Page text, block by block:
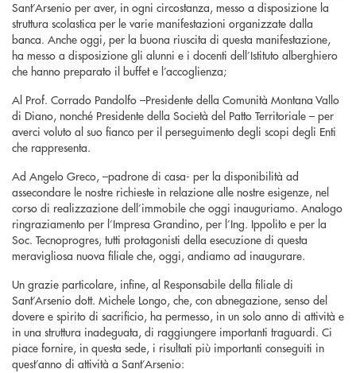
Sant’Arsenio per aver, in ogni circostanza, messo a disposizione la
struttura scolastica per le varie manifestazioni organizzate dalla
banca. Anche oggi, per la buona riuscita di questa manifestazione,
ha messo a disposizione gli alunni e i docenti dell’Istituto alberghiero
che hanno preparato il buffet e l’accoglienza;
Al Prof. Corrado Pandolfo –Presidente della Comunità Montana Vallo
di Diano, nonché Presidente della Società del Patto Territoriale – per
averci voluto al suo fianco per il perseguimento degli scopi degli Enti
che rappresenta.
Ad Angelo Greco, –padrone di casa- per la disponibilità ad
assecondare le nostre richieste in relazione alle nostre esigenze, nel
corso di realizzazione dell’immobile che oggi inauguriamo. Analogo
ringraziamento per l’Impresa Grandino, per l’Ing. Ippolito e per la
Soc. Tecnoprogres, tutti protagonisti della esecuzione di questa
meravigliosa nuova filiale che, oggi, andiamo ad inaugurare.
Un grazie particolare, infine, al Responsabile della filiale di
Sant’Arsenio dott. Michele Longo, che, con abnegazione, senso del
dovere e spirito di sacrificio, ha permesso, in un solo anno di attività e
in una struttura inadeguata, di raggiungere importanti traguardi. Ci
piace fornire, in questa sede, i risultati più importanti conseguiti in
quest’anno di attività a Sant’Arsenio: